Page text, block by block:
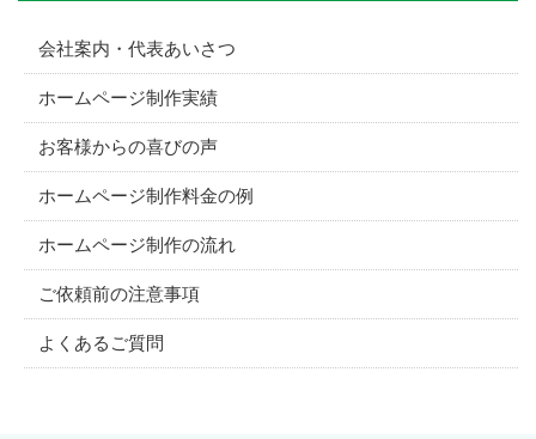
会社案内・代表あいさつ
ホームページ制作実績
お客様からの喜びの声
ホームページ制作料金の例
ホームページ制作の流れ
ご依頼前の注意事項
よくあるご質問